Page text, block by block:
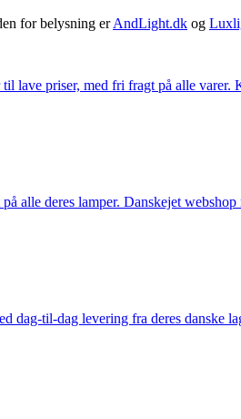
for belysning erAndLight.dk og
lave priser, med fri fragt på alle varer.
alle deres lamper. Danskejet
dag-til-dag levering fra deres danske